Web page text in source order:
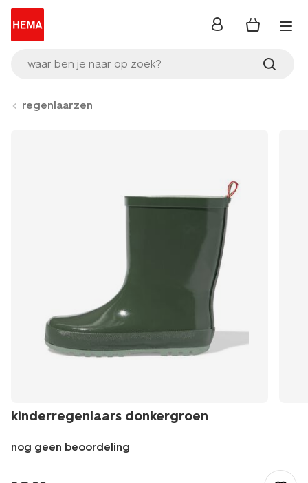
waar ben je naar op zoek?
inloggen
regenlaarzen
kinderregenlaars donkergroen
nog geen beoordeling
donkergroen-